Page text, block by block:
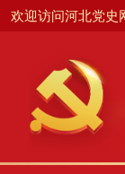
欢迎访问河北党史